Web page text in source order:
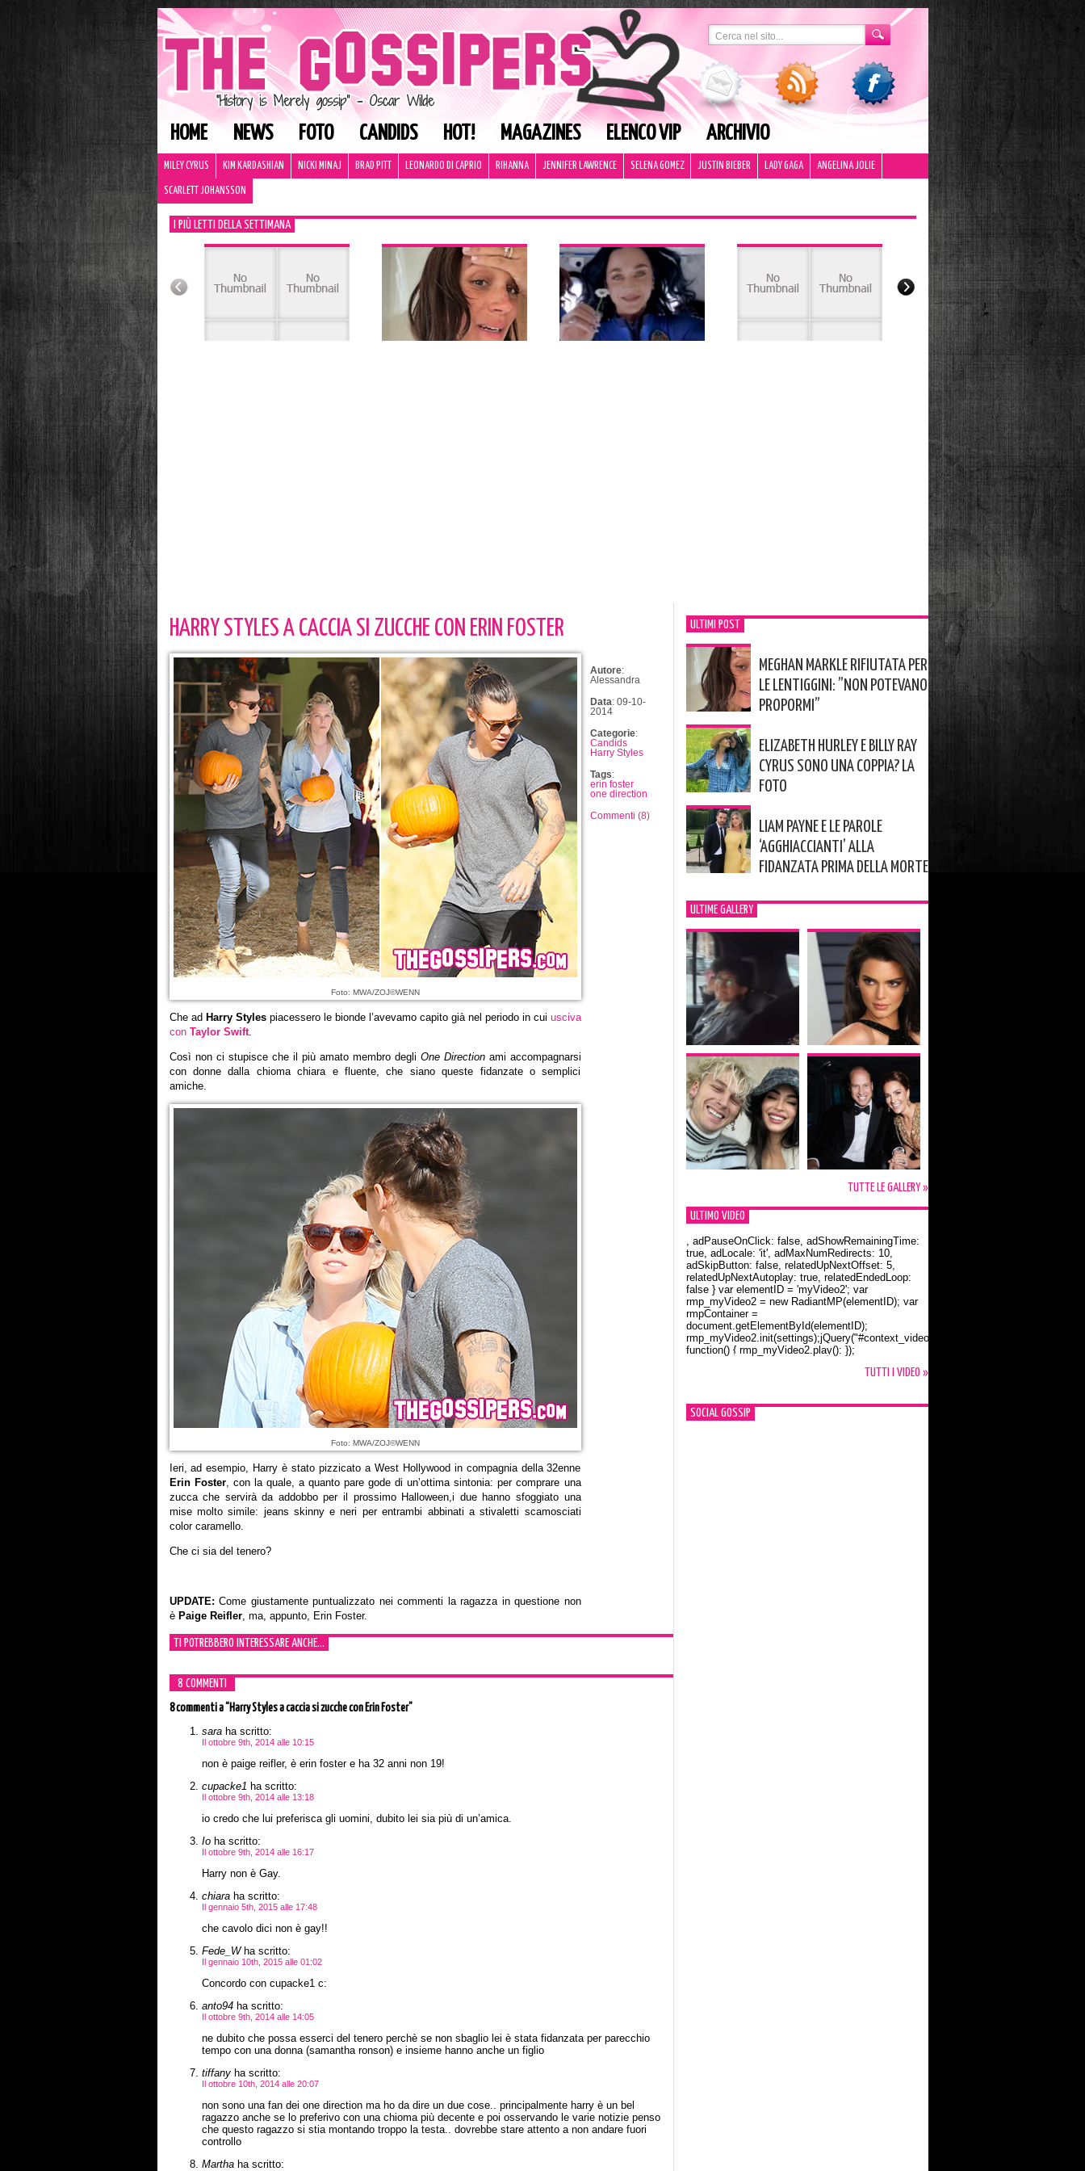
HOME NEWS FOTO CANDIDS HOT! MAGAZINES ELENCO VIP ARCHIVIO
MILEY CYRUS KIM KARDASHIAN NICKI MINAJ BRAD PITT LEONARDO DI CAPRIO RIHANNA JENNIFER LAWRENCE SELENA GOMEZ JUSTIN BIEBER LADY GAGA ANGELINA JOLIE
SCARLETT JOHANSSON
I PIÙ LETTI DELLA SETTIMANA
HARRY STYLES A CACCIA SI ZUCCHE CON ERIN FOSTER
Foto: MWA/ZOJ©WENN
Che ad Harry Stylespiacessero le bionde l’avevamo capito già nel periodo in cui usciva
con Taylor Swift.
Così non ci stupisce che il più amato membro degli One Directionami accompagnarsi
con donne dalla chioma chiara e fluente, che siano queste fidanzate o semplici
amiche.
Foto: MWA/ZOJ©WENN
Ieri, ad esempio, Harry è stato pizzicato a West Hollywood in compagnia della 32enne
Erin Foster, con la quale, a quanto pare gode di un’ottima sintonia: per comprare una
zucca che servirà da addobbo per il prossimo Halloween,i due hanno sfoggiato una
mise molto simile: jeans skinny e neri per entrambi abbinati a stivaletti scamosciati
color caramello.
Che ci sia del tenero?
UPDATE: Come giustamente puntualizzato nei commenti la ragazza in questione non
è Paige Reifler, ma, appunto, Erin Foster.
Autore:
Alessandra
Data: 09-10-
2014
Categorie:
Candids
Harry Styles
Tags:
erin foster
one direction
Commenti (8)
TI POTREBBERO INTERESSARE ANCHE...
8 COMMENTI
8 commentia “Harry Styles a caccia si zucche con Erin Foster”
saraha scritto:
Il ottobre 9th, 2014 alle 10:15
non è paige reifler, è erin foster e ha 32 anni non 19!
cupacke1 ha scritto:
Il ottobre 9th, 2014 alle 13:18
io credo che lui preferisca gli uomini, dubito lei sia più di un’amica.
Ioha scritto:
Il ottobre 9th, 2014 alle 16:17
Harry non è Gay.
chiaraha scritto:
Il gennaio 5th, 2015 alle 17:48
che cavolo dici non è gay!!
Fede_Wha scritto:
Il gennaio 10th, 2015 alle 01:02
Concordo con cupacke1 c:
anto94ha scritto:
Il ottobre 9th, 2014 alle 14:05
ne dubito che possa esserci del tenero perchè se non sbaglio lei è stata fidanzata per parecchio
tempo con una donna (samantha ronson) e insieme hanno anche un figlio
tiffanyha scritto:
Il ottobre 10th, 2014 alle 20:07
non sono una fan dei one direction ma ho da dire un due cose.. principalmente harry è un bel
ragazzo anche se lo preferivo con una chioma più decente e poi osservando le varie notizie penso
che questo ragazzo si stia montando troppo la testa.. dovrebbe stare attento a non andare fuori
controllo
Marthaha scritto:
ULTIMI POST
MEGHAN MARKLE RIFIUTATA PER
LE LENTIGGINI: ”NON POTEVANO
PROPORMI”
ELIZABETH HURLEY E BILLY RAY
CYRUS SONO UNA COPPIA? LA
FOTO
LIAM PAYNE E LE PAROLE
‘AGGHIACCIANTI’ ALLA
FIDANZATA PRIMA DELLA MORTE
ULTIME GALLERY
TUTTE LE GALLERY »
ULTIMO VIDEO
Orlando Bloom e la t-shirt dedicata a Flynn
, adPauseOnClick: false, adShowRemainingTime:
true, adLocale: 'it', adMaxNumRedirects: 10,
adSkipButton: false, relatedUpNextOffset: 5,
relatedUpNextAutoplay: true, relatedEndedLoop:
false } var elementID = 'myVideo2'; var
rmp_myVideo2 = new RadiantMP(elementID); var
rmpContainer =
document.getElementById(elementID);
rmp_myVideo2.init(settings);jQuery("#context_video2").one("mouseover",
function() { rmp_myVideo2.play(); });
TUTTI I VIDEO »
SOCIAL GOSSIP